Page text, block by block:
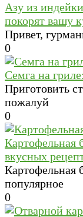
Азу из
покорят вашу
Привет,
0
Семга на
Приготовить
пожалуй
0
Картофельная
вкусных
Картофельная
популярное
0